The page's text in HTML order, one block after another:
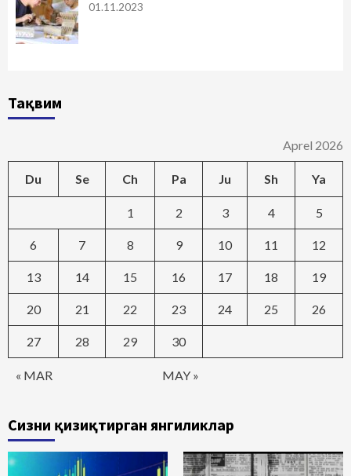
01.11.2023
Тақвим
Aprel 2026
Du Se Ch Pa Ju Sh Ya
« MAR MAY »
1 2 3 4 5
6 7 8 9 10 11 12
13 14 15 16 17 18 19
20 21 22 23 24 25 26
27 28 29 30
Сизни қизиқтирган янгиликлар